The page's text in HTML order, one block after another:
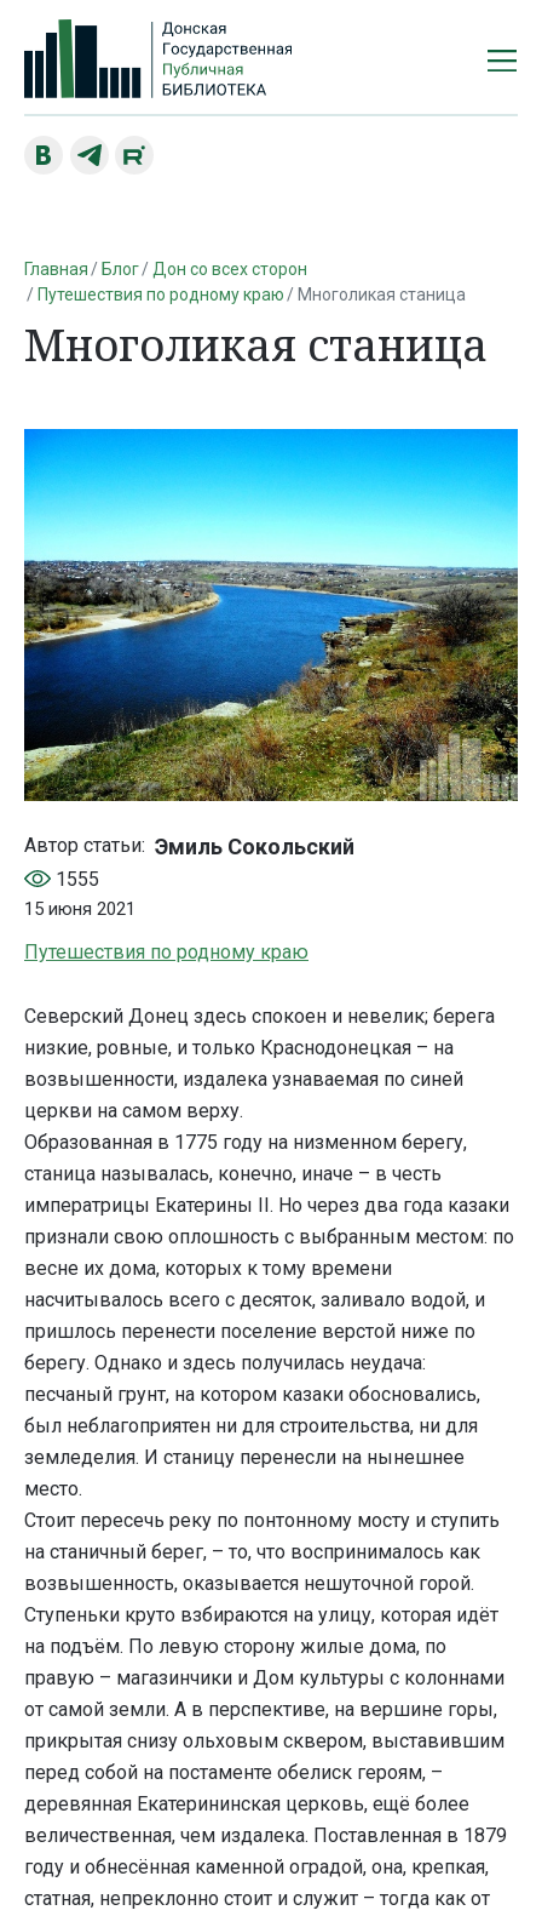
Главная Блог
Дон со всех сторон
Путешествия по родному краю
Многоликая станица
Многоликая станица
Автор статьи: Эмиль Сокольский
1555
15 июня 2021
Путешествия по родному краю
Северский Донец здесь спокоен и невелик; берега
низкие, ровные, и только Краснодонецкая – на
возвышенности, издалека узнаваемая по синей
церкви на самом верху.
Образованная в 1775 году на низменном берегу,
станица называлась, конечно, иначе – в честь
императрицы Екатерины II. Но через два года казаки
признали свою оплошность с выбранным местом: по
весне их дома, которых к тому времени
насчитывалось всего с десяток, заливало водой, и
пришлось перенести поселение верстой ниже по
берегу. Однако и здесь получилась неудача:
песчаный грунт, на котором казаки обосновались,
был неблагоприятен ни для строительства, ни для
земледелия. И станицу перенесли на нынешнее
место.
Стоит пересечь реку по понтонному мосту и ступить
на станичный берег, – то, что воспринималось как
возвышенность, оказывается нешуточной горой.
Ступеньки круто взбираются на улицу, которая идёт
на подъём. По левую сторону жилые дома, по
правую – магазинчики и Дом культуры с колоннами
от самой земли. А в перспективе, на вершине горы,
прикрытая снизу ольховым сквером, выставившим
перед собой на постаменте обелиск героям, –
деревянная Екатерининская церковь, ещё более
величественная, чем издалека. Поставленная в 1879
году и обнесённая каменной оградой, она, крепкая,
статная, непреклонно стоит и служит – тогда как от